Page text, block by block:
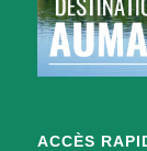
ACCÈS